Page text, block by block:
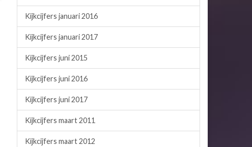
Kijkcijfers januari 2016
Kijkcijfers januari 2017
Kijkcijfers juni 2015
Kijkcijfers juni 2016
Kijkcijfers juni 2017
Kijkcijfers maart 2011
Kijkcijfers maart 2012